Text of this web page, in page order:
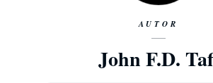
AUTOR
John F.D.